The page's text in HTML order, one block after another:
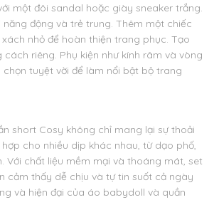
một đôi sandal hoặc giày sneaker trắng.
động và trẻ trung. Thêm một chiếc
nhỏ để hoàn thiện trang phục. Tạo
riêng. Phụ kiện như kính râm và vòng
chọn tuyệt vời để làm nổi bật bộ trang
short Cosy không chỉ mang lại sự thoải
cho nhiều dịp khác nhau, từ dạo phố,
Với chất liệu mềm mại và thoáng mát, set
cảm thấy dễ chịu và tự tin suốt cả ngày
và hiện đại của áo babydoll và quần